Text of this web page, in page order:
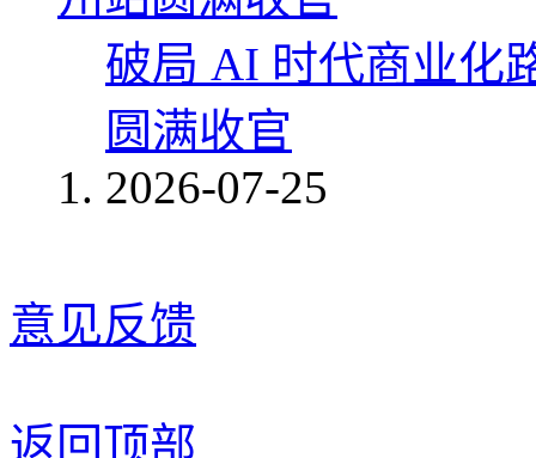
破局 AI 时代商业化
圆满收官
2026-07-25
意见反馈
返回顶部